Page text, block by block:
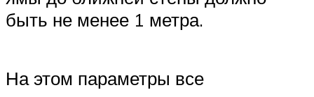
быть не менее 1 метра.
На этом параметры все